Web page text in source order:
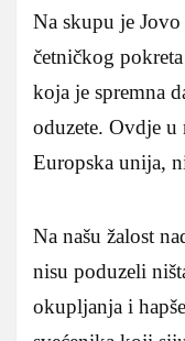
Na skupu je
četničkog
koja je spremna
oduzete. Ovdje
Europska unija,
Na našu žalost
nisu poduzeli
okupljanja i